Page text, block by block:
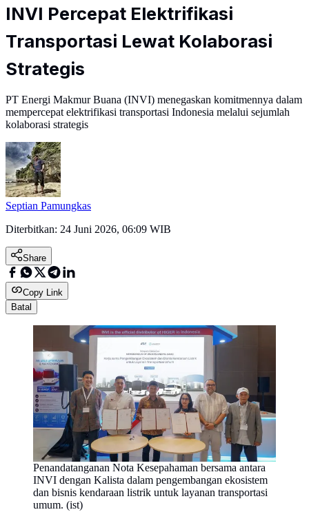
INVI Percepat Elektrifikasi
Transportasi Lewat Kolaborasi
Strategis
PT Energi Makmur Buana (INVI) menegaskan komitmennya dalam
mempercepat elektrifikasi transportasi Indonesia melalui sejumlah
kolaborasi strategis
Septian Pamungkas
Diterbitkan: 24 Juni 2026, 06:09 WIB
Share
Copy Link
Batal
Penandatanganan Nota Kesepahaman bersama antara
INVI dengan Kalista dalam pengembangan ekosistem
dan bisnis kendaraan listrik untuk layanan transportasi
umum. (ist)